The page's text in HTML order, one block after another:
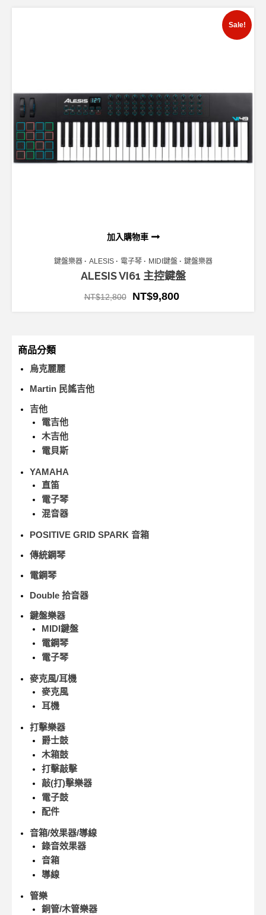
加入購物車
Sale!
鍵盤樂器 ALESIS 電子琴 MIDI鍵盤 鍵盤樂器
ALESIS VI61 主控鍵盤
NT$12,800 NT$9,800
商品分類
烏克麗麗
Martin 民謠吉他
吉他
電吉他
木吉他
電貝斯
YAMAHA
直笛
電子琴
混音器
POSITIVE GRID SPARK 音箱
傳統鋼琴
電鋼琴
Double 拾音器
鍵盤樂器
MIDI鍵盤
電鋼琴
電子琴
麥克風/耳機
麥克風
耳機
打擊樂器
爵士鼓
木箱鼓
打擊敲擊
敲(打)擊樂器
電子鼓
配件
音箱/效果器/導線
錄音效果器
音箱
導線
管樂
銅管/木管樂器